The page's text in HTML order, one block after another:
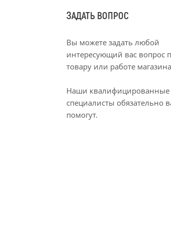
ЗАДАТЬ ВОПРОС
Вы можете задать любой
интересующий вас вопрос
товару или работе
Наши квалифицированные
специалисты обязательно
помогут.